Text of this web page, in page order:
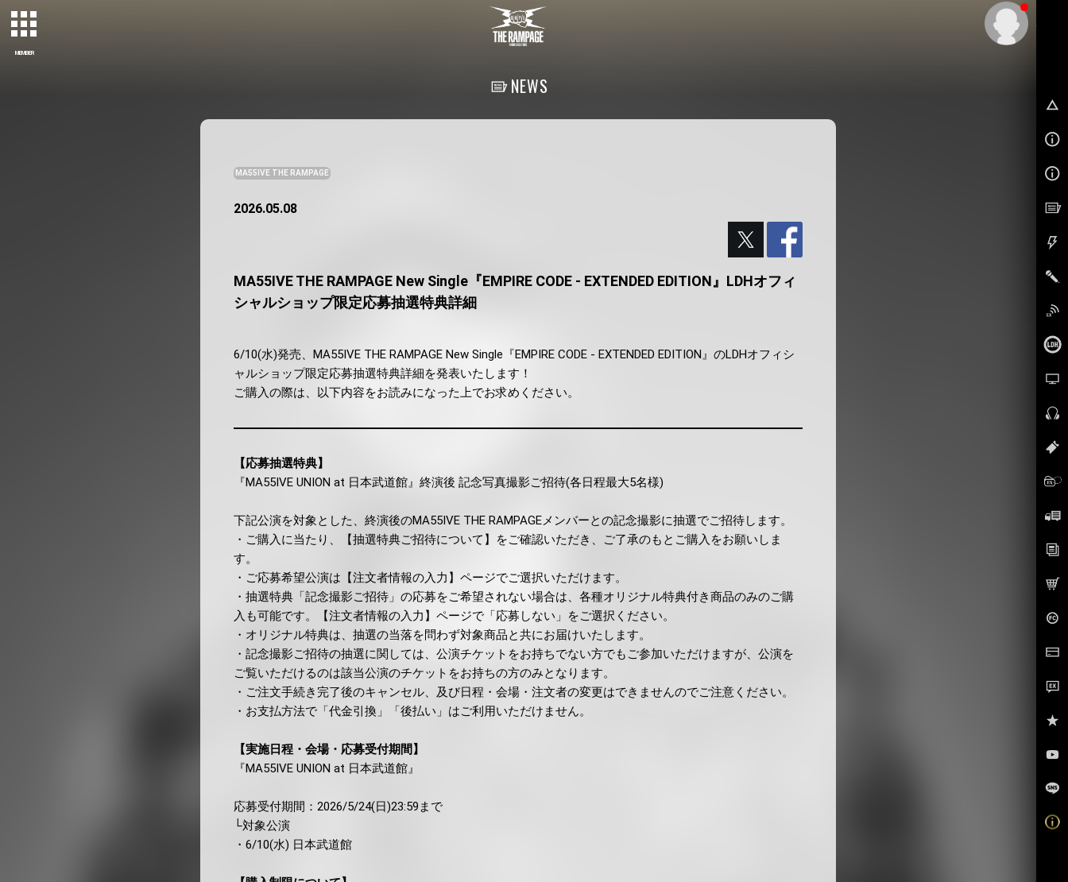
MEMBER
NEWS
MA55IVE THE RAMPAGE
2026.05.08
MA55IVE THE RAMPAGE New Single『EMPIRE CODE - EXTENDED EDITION』LDHオフィ
シャルショップ限定応募抽選特典詳細
6/10(水)発売、MA55IVE THE RAMPAGE New Single『EMPIRE CODE - EXTENDED EDITION』のLDHオフィシ
ャルショップ限定応募抽選特典詳細を発表いたします！
ご購入の際は、以下内容をお読みになった上でお求めください。
【応募抽選特典】
『MA55IVE UNION at 日本武道館』終演後 記念写真撮影ご招待(各日程最大5名様)
下記公演を対象とした、終演後のMA55IVE THE RAMPAGEメンバーとの記念撮影に抽選でご招待します。
・ご購入に当たり、【抽選特典ご招待について】をご確認いただき、ご了承のもとご購入をお願いしま
す。
・ご応募希望公演は【注文者情報の入力】ページでご選択いただけます。
・抽選特典「記念撮影ご招待」の応募をご希望されない場合は、各種オリジナル特典付き商品のみのご購
入も可能です。【注文者情報の入力】ページで「応募しない」をご選択ください。
・オリジナル特典は、抽選の当落を問わず対象商品と共にお届けいたします。
・記念撮影ご招待の抽選に関しては、公演チケットをお持ちでない方でもご参加いただけますが、公演を
ご覧いただけるのは該当公演のチケットをお持ちの方のみとなります。
・ご注文手続き完了後のキャンセル、及び日程・会場・注文者の変更はできませんのでご注意ください。
・お支払方法で「代金引換」「後払い」はご利用いただけません。
【実施日程・会場・応募受付期間】
『MA55IVE UNION at 日本武道館』
応募受付期間：2026/5/24(日)23:59まで
└対象公演
・6/10(水) 日本武道館